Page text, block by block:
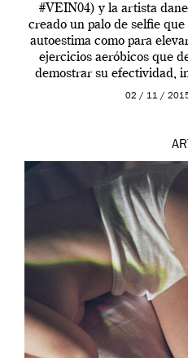
#VEIN04) y la artista
creado un palo de selfie
autoestima como para
ejercicios aeróbicos que
demostrar su efectividad,
prueba en
02 / 11 /